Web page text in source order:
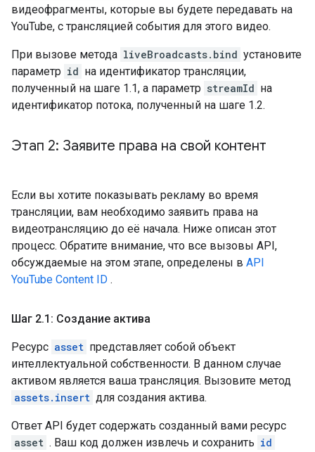
видеофрагменты, которые вы будете передавать на
YouTube, с трансляцией события для этого видео.
При вызове метода liveBroadcasts.bind установите
параметр id на идентификатор трансляции,
полученный на шаге 1.1, а параметр streamId на
идентификатор потока, полученный на шаге 1.2.
Этап 2: Заявите права на свой контент
Если вы хотите показывать рекламу во время
трансляции, вам необходимо заявить права на
видеотрансляцию до её начала. Ниже описан этот
процесс. Обратите внимание, что все вызовы API,
обсуждаемые на этом этапе, определены в API
YouTube Content ID .
Шаг 2.1: Создание актива
Ресурс asset представляет собой объект
интеллектуальной собственности. В данном случае
активом является ваша трансляция. Вызовите метод
assets.insert для создания актива.
Ответ API будет содержать созданный вами ресурс
asset . Ваш код должен извлечь и сохранить id